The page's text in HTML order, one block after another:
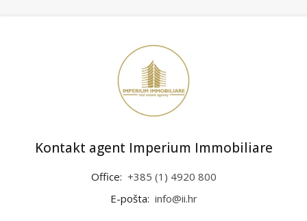
Kontakt agent Imperium Immobiliare
Office: +385 (1) 4920 800
E-pošta: info@ii.hr